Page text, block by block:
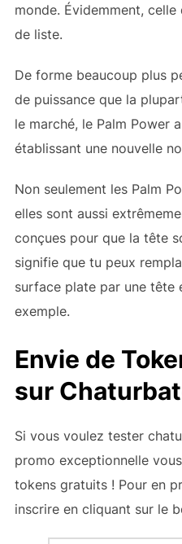
monde. Évidemment,
de liste.
De forme beaucoup plus
de puissance que la
le marché, le Palm Power
établissant une nouvelle
Non seulement les Palm
elles sont aussi
conçues pour que la tête
signifie que tu peux
surface plate par une tête
exemple.
Envie de
sur
Si vous voulez tester
promo exceptionnelle
tokens gratuits ! Pour en
inscrire en cliquant sur le